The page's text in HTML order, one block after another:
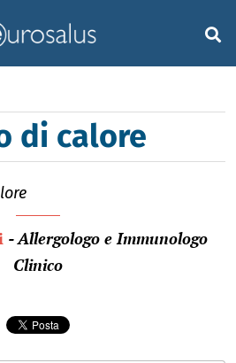
di calore
- Allergologo e Immunologo
Clinico